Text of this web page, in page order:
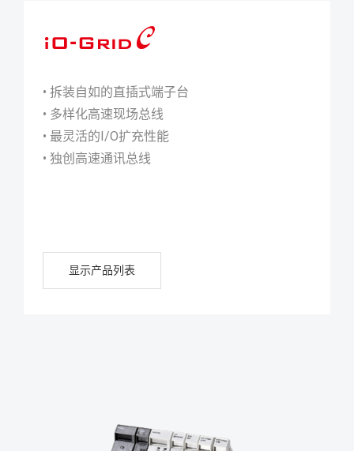
• 拆装自如的直插式端子台
• 多样化高速现场总线
• 最灵活的I/O扩充性能
• 独创高速通讯总线
显示产品列表